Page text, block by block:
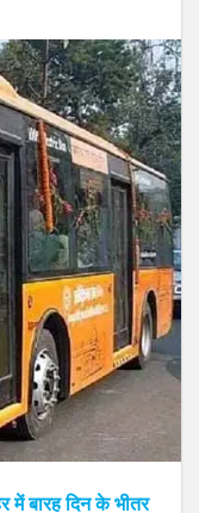
में बारह दिन के भीतर